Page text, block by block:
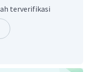
terverifikasi